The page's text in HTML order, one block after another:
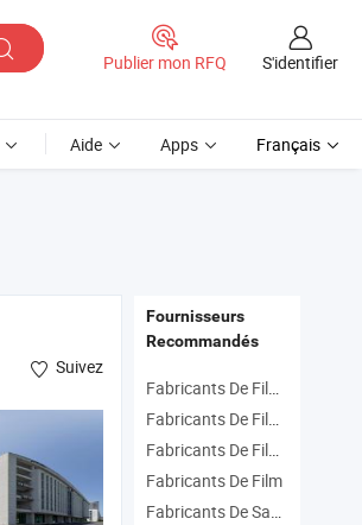
Publier mon RFQ S'identifier
Aide Apps Français
Suivez
Fournisseurs
Recommandés
Fabricants De Film Bopp
Fabricants De Film À Bulles
Fabricants De Film En Pe
Fabricants De Film
Fabricants De Sac D'emballage